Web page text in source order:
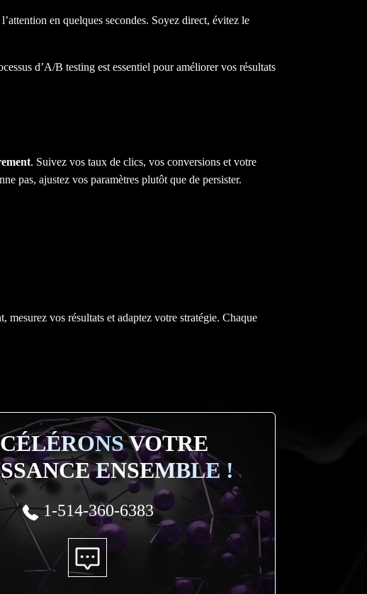
en quelques secondes. Soyez direct, évitez le
d’A/B testing est essentiel pour améliorer vos résultats
. Suivez vos taux de clics, vos conversions et votre
pas, ajustez vos paramètres plutôt que de persister.
vos résultats et adaptez votre stratégie. Chaque
VOTRE
ENSEMBLE !
1-514-360-6383